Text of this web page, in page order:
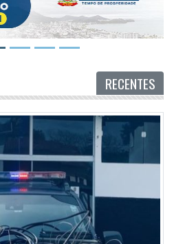
RECENTES